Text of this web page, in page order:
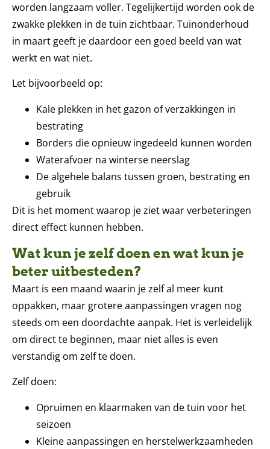
worden langzaam voller. Tegelijkertijd worden ook de
zwakke plekken in de tuin zichtbaar. Tuinonderhoud
in maart geeft je daardoor een goed beeld van wat
werkt en wat niet.
Let bijvoorbeeld op:
Kale plekken in het gazon of verzakkingen in
bestrating
Borders die opnieuw ingedeeld kunnen worden
Waterafvoer na winterse neerslag
De algehele balans tussen groen, bestrating en
gebruik
Dit is het moment waarop je ziet waar verbeteringen
direct effect kunnen hebben.
Wat kun je zelf doen en wat kun je
beter uitbesteden?
Maart is een maand waarin je zelf al meer kunt
oppakken, maar grotere aanpassingen vragen nog
steeds om een doordachte aanpak. Het is verleidelijk
om direct te beginnen, maar niet alles is even
verstandig om zelf te doen.
Zelf doen:
Opruimen en klaarmaken van de tuin voor het
seizoen
Kleine aanpassingen en herstelwerkzaamheden